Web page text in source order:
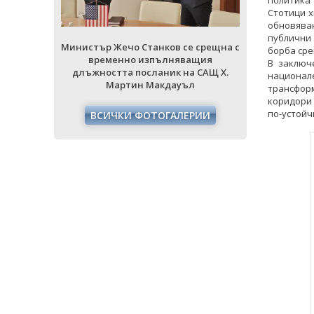
Министър Жечо Станков се срещна с
временно изпълняващия
длъжността посланик на САЩ Х.
Мартин Макдауъл
ВСИЧКИ ФОТОГАЛЕРИИ
Министър
Стотици
борба
В
коридори
по-